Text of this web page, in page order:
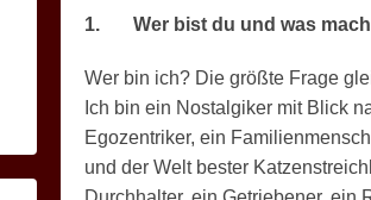
1. Wer bist du und was
Wer bin ich? Die größte Frage
Ich bin ein Nostalgiker mit Blick
Egozentriker, ein
und der Welt bester